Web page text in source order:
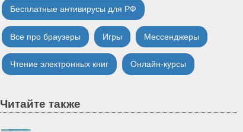
Бесплатные антивирусы для РФ
Все про браузеры Игры Мессенджеры
Чтение электронных книг Онлайн-курсы
Читайте также